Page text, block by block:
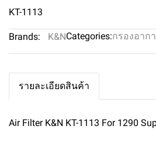
KT-1113
Brands: K&NCategories:กรองอาก
รายละเอียดสินค้า
Air Filter K&N KT-1113 For 1290